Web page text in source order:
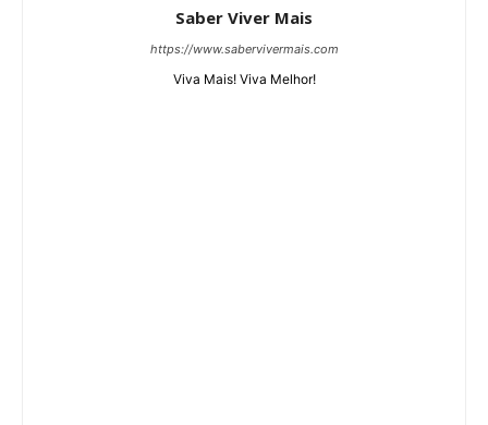
Saber Viver Mais
https://www.sabervivermais.com
Viva Mais! Viva Melhor!